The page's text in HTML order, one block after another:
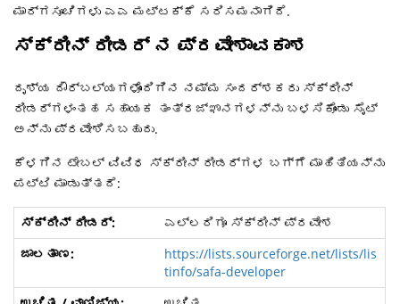
ಮಾರ್ಗಸೂಚಿಗಳು ಎಎ ಮಟ್ಟಕ್ಕೆ ಸರಿಸಮನಾಗಿದೆ.
ಸ್ಕ್ರೀನ್ ರೀಡರ್ ನ ಪ್ರವೇಶಾವಕಾಶ
ದೃಶ್ಯ ದೌರ್ಬಲ್ಯಗಳೊಂದಿಗಿನ ನಮ್ಮ ಸಂದರ್ಶಕರು ಸ್ಕ್ರೀನ್
ರೀಡರ್ಗಳಂತಹ ಸಹಾಯಕ ತಂತ್ರಜ್ಞಾನಗಳನ್ನು ಬಳಸಿಕೊಂಡು ಸೈಟ್
ಅನ್ನು ಪ್ರವೇಶಿಸಬಹುದು.
ಕೆಳಗಿನ ಟೇಬಲ್ ವಿವಿಧ ಸ್ಕ್ರೀನ್ ರೀಡರ್ಗಳ ಬಗ್ಗೆ ಮಾಹಿತಿಯನ್ನು
ಪಟ್ಟಿ ಮಾಡುತ್ತದೆ:
ಎಲ್ಲರಿಗೂ ಸ್ಕ್ರೀನ್ ಪ್ರವೇಶ
https://lists.sourceforge.net/lists/lis
tinfo/safa-developer